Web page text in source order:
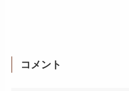
コメント